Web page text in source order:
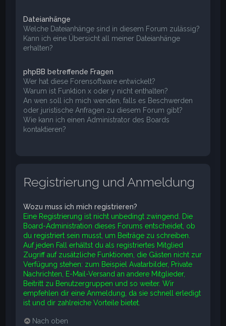
Dateianhänge
Welche Dateianhänge sind in diesem Forum zulässig?
Kann ich eine Übersicht all meiner Dateianhänge
erhalten?
phpBB betreffende Fragen
Wer hat diese Forensoftware entwickelt?
Warum ist Funktion x oder y nicht enthalten?
An wen soll ich mich wenden, falls es Beschwerden
oder juristische Anfragen zu diesem Forum gibt?
Wie kann ich einen Administrator des Boards
kontaktieren?
Registrierung und Anmeldung
Wozu muss ich mich registrieren?
Eine Registrierung ist nicht unbedingt zwingend. Die
Board-Administration dieses Forums entscheidet, ob
du registriert sein musst, um Beiträge zu schreiben.
Auf jeden Fall erhältst du als registriertes Mitglied
Zugriff auf zusätzliche Funktionen, die Gästen nicht zur
Verfügung stehen: zum Beispiel Avatarbilder, Private
Nachrichten, E-Mail-Versand an andere Mitglieder,
Beitritt zu Benutzergruppen und so weiter. Wir
empfehlen dir eine Anmeldung, da sie schnell erledigt
ist und dir zahlreiche Vorteile bietet.
Nach oben